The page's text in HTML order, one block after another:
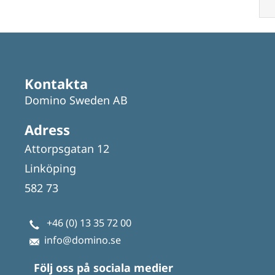
Kontakta
Domino Sweden AB
Adress
Attorpsgatan 12
Linköping
582 73
+46 (0) 13 35 72 00
info@domino.se
Följ oss på sociala medier